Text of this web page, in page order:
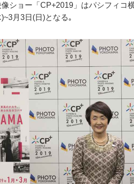
ショー「CP+2019」はパシフィコ
月3日(日)となる｡